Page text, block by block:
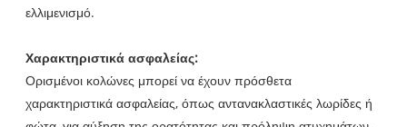
ελλιμενισμό.
Χαρακτηριστικά ασφαλείας:
Ορισμένοι κολώνες μπορεί να έχουν πρόσθετα
χαρακτηριστικά ασφαλείας, όπως αντανακλαστικές λωρίδες ή